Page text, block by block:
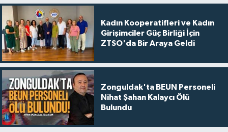
Kadın Kooperatifleri ve Kadın
Girişimciler Güç Birliği İçin
ZTSO'da Bir Araya Geldi
Zonguldak'ta BEUN Personeli
Nihat Şahan Kalaycı Ölü
Bulundu